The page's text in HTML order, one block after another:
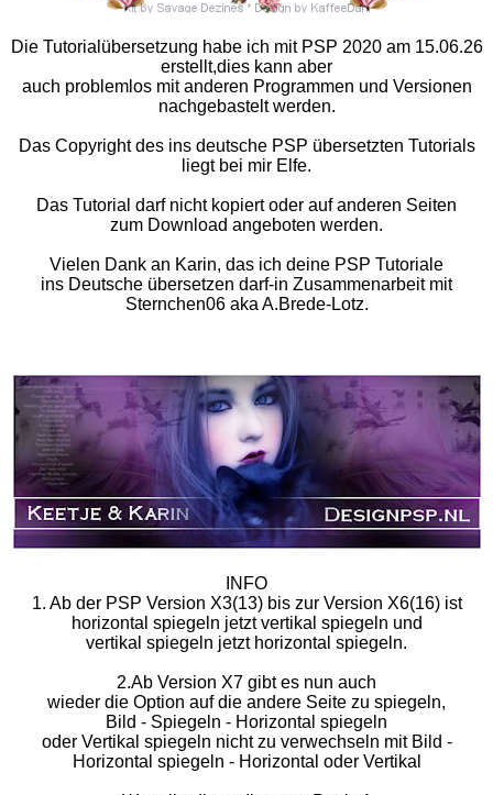
Die Tutorialübersetzung habe ich mit PSP 2020 am 15.06.26
erstellt,dies kann aber
auch problemlos mit anderen Programmen und Versionen
nachgebastelt werden.
Das Copyright des ins deutsche PSP übersetzten Tutorials
liegt bei mir Elfe.
Das Tutorial darf nicht kopiert oder auf anderen Seiten
zum Download angeboten werden.
Vielen Dank an Karin, das ich deine PSP Tutoriale
ins Deutsche übersetzen darf-in Zusammenarbeit mit
Sternchen06 aka A.Brede-Lotz.
INFO
1. Ab der PSP Version X3(13) bis zur Version X6(16) ist
horizontal spiegeln jetzt vertikal spiegeln und
vertikal spiegeln jetzt horizontal spiegeln.
2.Ab Version X7 gibt es nun auch
wieder die Option auf die andere Seite zu spiegeln,
Bild - Spiegeln - Horizontal spiegeln
oder Vertikal spiegeln nicht zu verwechseln mit Bild -
Horizontal spiegeln - Horizontal oder Vertikal